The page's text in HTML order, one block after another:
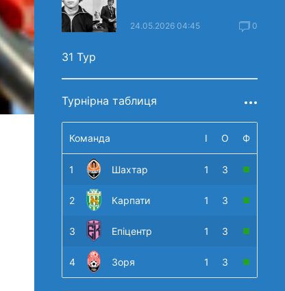
24.05.2026 04:45 0
31 Тур
Турнірна таблиця
Команда І О Ф
1 Шахтар 1 3
2 Карпати 1 3
3 Епіцентр 1 3
4 Зоря 1 3